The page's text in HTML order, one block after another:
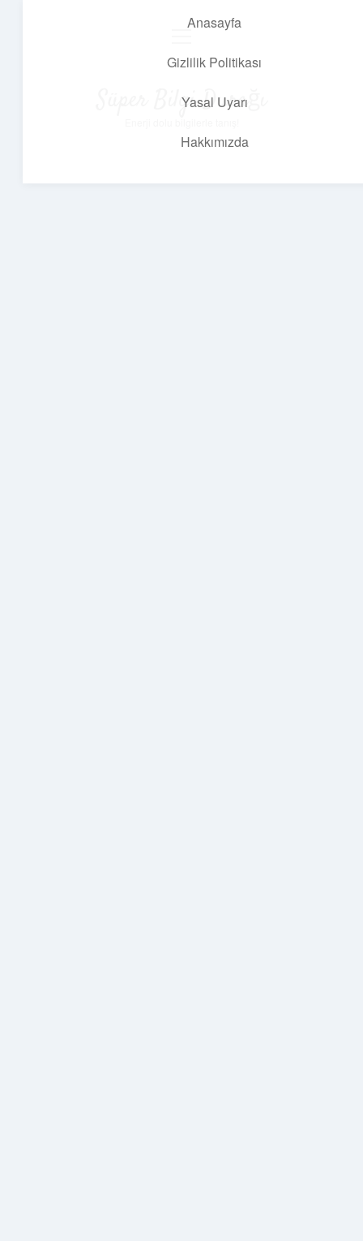
Anasayfa
Gizlilik Politikası
Yasal Uyarı
Hakkımızda
Süper Bilgi Durağı